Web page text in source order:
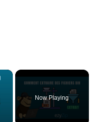
×
Now Playing